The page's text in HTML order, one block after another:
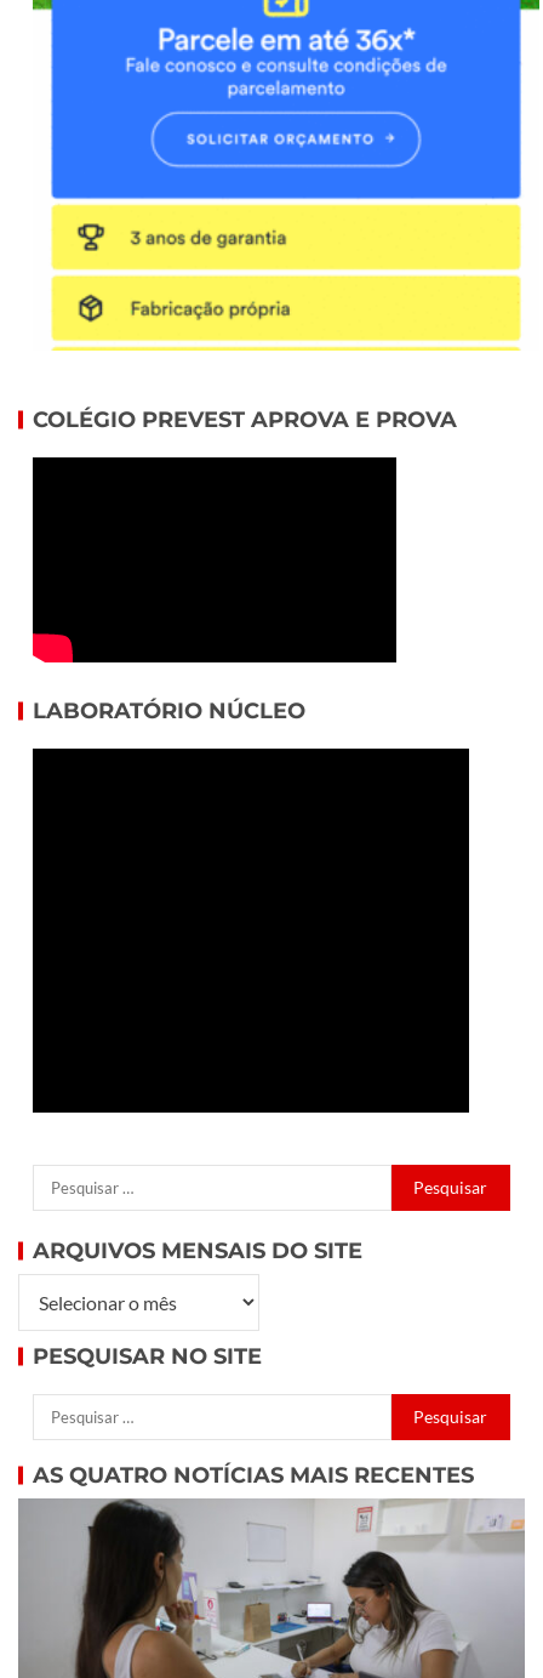
COLÉGIO PREVEST APROVA E PROVA
LABORATÓRIO NÚCLEO
ARQUIVOS MENSAIS DO SITE
PESQUISAR NO SITE
AS QUATRO NOTÍCIAS MAIS RECENTES